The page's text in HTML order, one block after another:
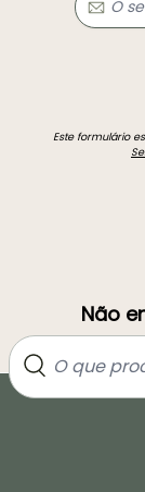
Este formulário
Não